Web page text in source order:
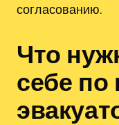
согласованию.
Что
себе по